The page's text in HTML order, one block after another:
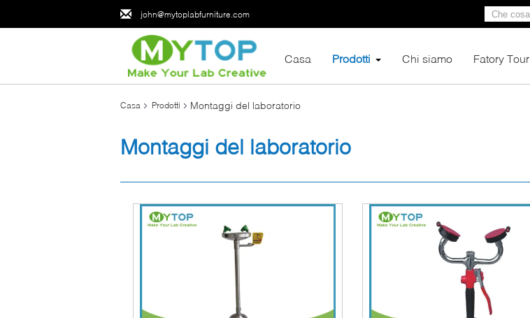
john@mytoplabfurniture.com
Casa Prodotti Chi siamo Fatory Tour
Casa Prodotti Montaggi del laboratorio
Montaggi del laboratorio